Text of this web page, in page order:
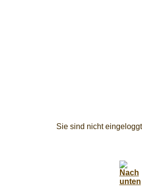
Sie sind nicht eingeloggt